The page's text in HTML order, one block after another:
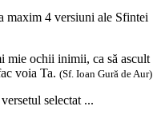
maxim 4 versiuni ale Sfintei
mie ochii inimii, ca să ascult
voia Ta. (Sf. Ioan Gură de Aur)
selectat ...